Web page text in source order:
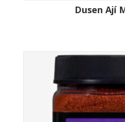
Dusen Ají